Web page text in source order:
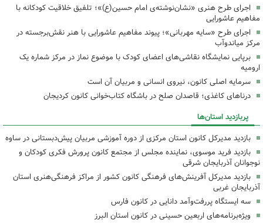
اجرای طرح هنری «نشان‌نوشته‌ی امام حسین(ع)»؛ تلفیق خلاقیت کودکانه با
مفاهیم عاشورایی
اجرای طرح «سایه مهربانی»؛ پیوند مفاهیم عاشورایی با هنر نقش‌برجسته در
مرکز میاندوآب
برپایی نمایشگاه نقاشی‌های اعضای کودک با موضوع نماز در مرکز شماره یک
ارومیه
سرمایه اصلی کانون، نیروی انسانی و مربیان آن است
درناهای کاغذی؛ قاصدان صلح در باشگاه کتاب‌خوانی کانون کردیجان
پربازدید استان‌ها
بازدید مدیرکل کانون استان مرکزی از دوره آموزشی مربیان پیش‌دبستانی در ساوه
بازدید فرید موسوی، نماینده مجلس از مجتمع کانون پرورش فکری کودکان و
نوجوانان آذربایجان شرقی
بازدید مدیرکل آفرینش‌های فرهنگی کانون کشور از مراکز فرهنگی‌هنری استان
آذربایجان غربی
سه ایستگاه پررفت‌وآمد دانایی در کانون فارس
ویژه‌برنامه‌های اربعین حسینی در کانون استان البرز